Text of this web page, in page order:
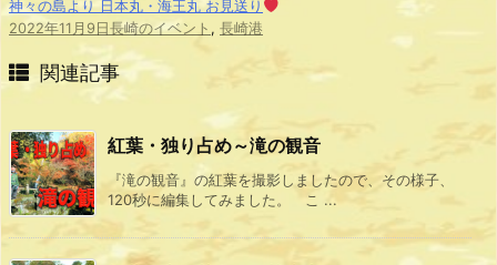
神々の島より 日本丸・海王丸 お見送り
2022年11月9日 長崎のイベント , 長崎港
関連記事
紅葉・独り占め～滝の観音
『滝の観音』の紅葉を撮影しましたので、その様子、
120秒に編集してみました。 こ ...